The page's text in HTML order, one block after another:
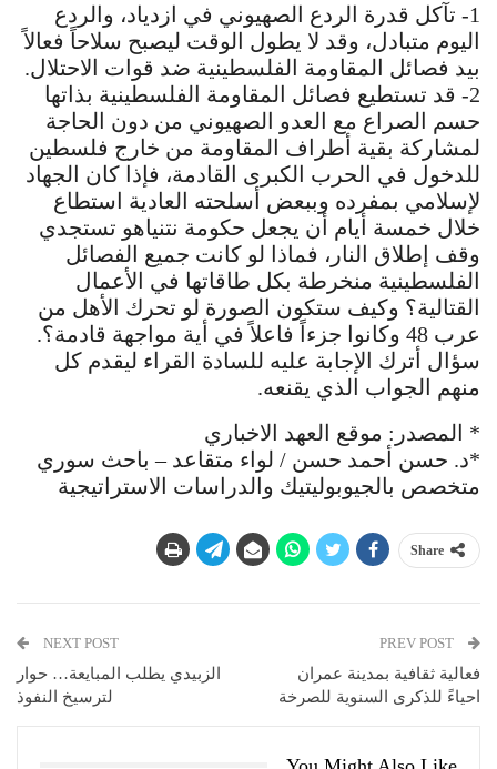
1- تآكل قدرة الردع الصهيوني في ازدياد، والردع
اليوم متبادل، وقد لا يطول الوقت ليصبح سلاحاً فعالاً
بيد فصائل المقاومة الفلسطينية ضد قوات الاحتلال.
2- قد تستطيع فصائل المقاومة الفلسطينية بذاتها
حسم الصراع مع العدو الصهيوني من دون الحاجة
لمشاركة بقية أطراف المقاومة من خارج فلسطين
للدخول في الحرب الكبرى القادمة، فإذا كان الجهاد
لإسلامي بمفرده وببعض أسلحته العادية استطاع
خلال خمسة أيام أن يجعل حكومة نتنياهو تستجدي
وقف إطلاق النار، فماذا لو كانت جميع الفصائل
الفلسطينية منخرطة بكل طاقاتها في الأعمال
القتالية؟ وكيف ستكون الصورة لو تحرك الأهل من
عرب 48 وكانوا جزءاً فاعلاً في أية مواجهة قادمة؟.
سؤال أترك الإجابة عليه للسادة القراء ليقدم كل
منهم الجواب الذي يقنعه.
* المصدر: موقع العهد الاخباري
*د. حسن أحمد حسن / لواء متقاعد – باحث سوري
متخصص بالجيوبوليتيك والدراسات الاستراتيجية
Share
فعالية ثقافية بمدينة عمران
احياءً للذكرى السنوية للصرخة
NEXT POST
الزبيدي يطلب المبايعة… حوار
لترسيخ النفوذ